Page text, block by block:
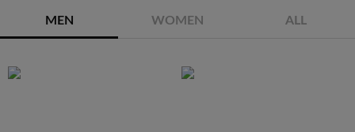
MEN WOMEN ALL